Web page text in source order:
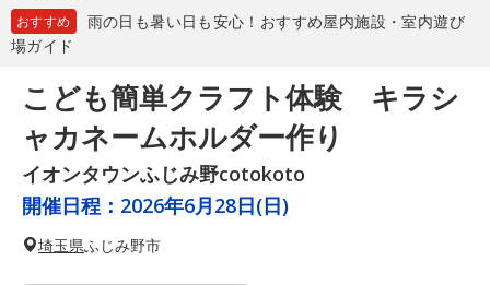
おすすめ
雨の日も暑い日も安心！おすすめ屋内施設・室内遊び
場ガイド
こども簡単クラフト体験 キラシ
ャカネームホルダー作り
イオンタウンふじみ野cotokoto
開催日程： 2026年6月28日(日)
埼玉県ふじみ野市